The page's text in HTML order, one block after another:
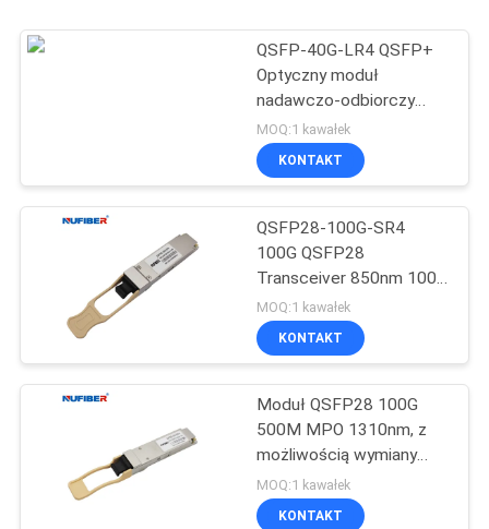
QSFP-40G-LR4 QSFP+
Optyczny moduł
nadawczo-odbiorczy
10km 1310nm SMF
Duplex LC
MOQ:1 kawałek
KONTAKT
QSFP28-100G-SR4
100G QSFP28
Transceiver 850nm 100G
MPO Transceiver
MOQ:1 kawałek
KONTAKT
Moduł QSFP28 100G
500M MPO 1310nm, z
możliwością wymiany
podczas pracy QSFP28-
100G-SR4
MOQ:1 kawałek
KONTAKT